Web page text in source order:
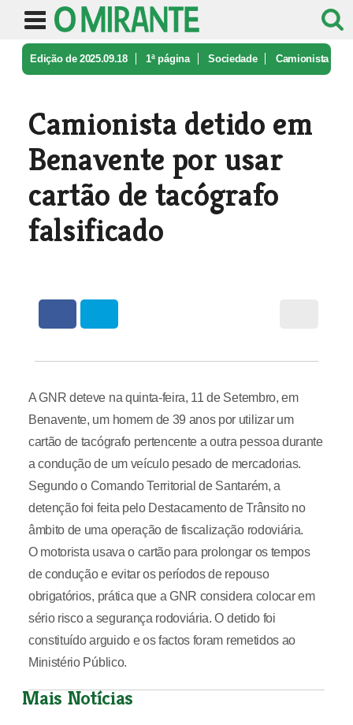
Edição de 2025.09.18 1ª página Sociedade Camionista
Camionista detido em
Benavente por usar
cartão de tacógrafo
falsificado
A GNR deteve na quinta-feira, 11 de Setembro, em
Benavente, um homem de 39 anos por utilizar um
cartão de tacógrafo pertencente a outra pessoa durante
a condução de um veículo pesado de mercadorias.
Segundo o Comando Territorial de Santarém, a
detenção foi feita pelo Destacamento de Trânsito no
âmbito de uma operação de fiscalização rodoviária.
O motorista usava o cartão para prolongar os tempos
de condução e evitar os períodos de repouso
obrigatórios, prática que a GNR considera colocar em
sério risco a segurança rodoviária. O detido foi
constituído arguido e os factos foram remetidos ao
Ministério Público.
Mais Notícias